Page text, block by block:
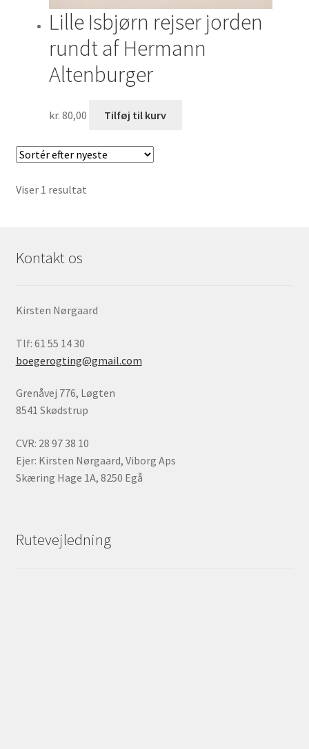
Lille Isbjørn rejser jorden
rundt af Hermann
Altenburger
kr. 80,00 Tilføj til kurv
Viser 1 resultat
Kontakt os
Kirsten Nørgaard
Tlf: 61 55 14 30
boegerogting@gmail.com
Grenåvej 776, Løgten
8541 Skødstrup
CVR: 28 97 38 10
Ejer: Kirsten Nørgaard, Viborg Aps
Skæring Hage 1A, 8250 Egå
Rutevejledning